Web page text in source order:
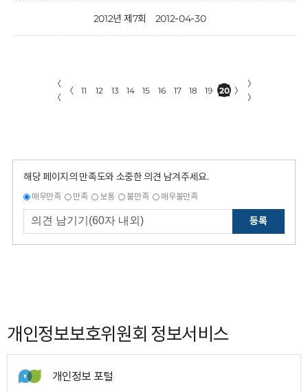
2012년 제7회 2012-04-30
〈
〈
〈 11 12 13 14 15 16 17 18 19 20 〉
〉
〉
해당 페이지의 만족도와 소중한 의견 남겨주세요.
매우만족 만족 보통 불만족 매우불만족
등록
개인정보보호위원회 정보서비스
개인정보 포털